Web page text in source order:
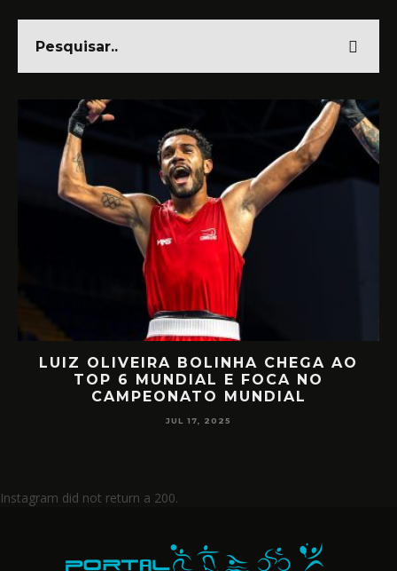
LUIZ OLIVEIRA BOLINHA CHEGA AO
TOP 6 MUNDIAL E FOCA NO
CAMPEONATO MUNDIAL
JUL 17, 2025
Instagram did not return a 200.